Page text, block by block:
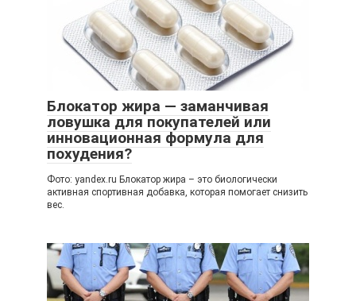
Блокатор жира — заманчивая
ловушка для покупателей или
инновационная формула для
похудения?
Фото: yandex.ru Блокатор жира – это биологически
активная спортивная добавка, которая помогает снизить
вес.